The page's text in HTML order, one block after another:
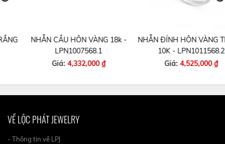
NHẪN CẦU HÔN VÀNG 18k -
LPN1007568.1
4,332,000 ₫
NHẪN ĐÍNH HÔN VÀNG TRẮNG
10K - LPN1011568.2
4,525,000 ₫
VỀ LỘC PHÁT JEWELRY
- Thông tin về LPJ